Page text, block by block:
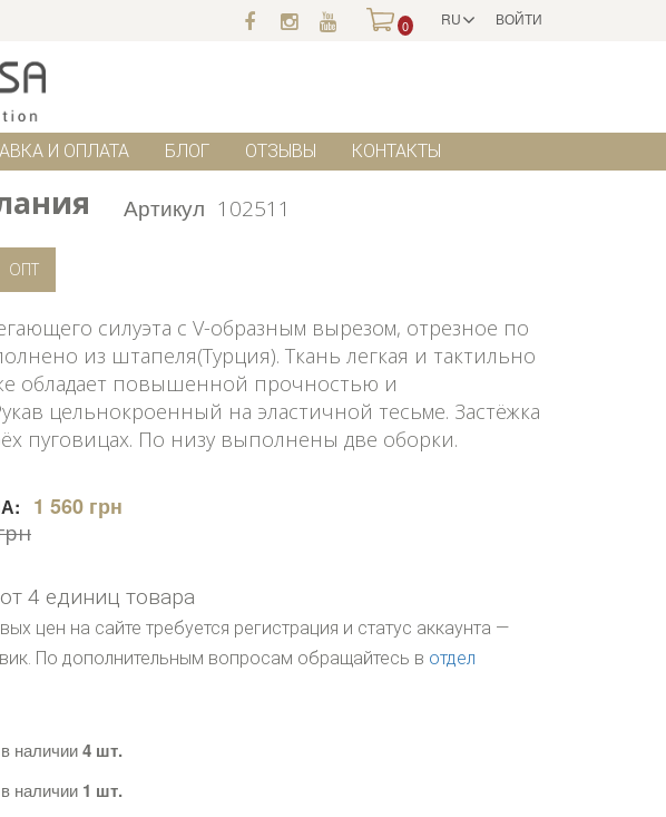
ВОЙТИ
RU
0
И ОПЛАТА БЛОГ ОТЗЫВЫ КОНТАКТЫ
Артикул 102511
ОПТ
силуэта с V-образным вырезом, отрезное по
из штапеля(Турция). Ткань легкая и тактильно
обладает повышенной прочностью и
цельнокроенный на эластичной тесьме. Застёжка
пуговицах. По низу выполнены две оборки.
1 560 грн
4 единиц товара
цен на сайте требуется регистрация и статус аккаунта —
По дополнительным вопросам обращайтесь в отдел
в наличии 4 шт.
в наличии 1 шт.